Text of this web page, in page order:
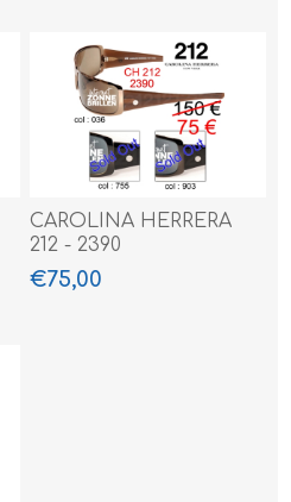
CAROLINA HERRERA
212 - 2390
€75,00